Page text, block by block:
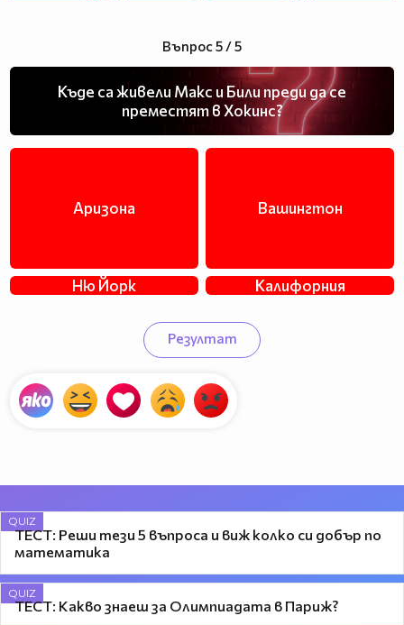
Въпрос 5 / 5
Къде са живели Макс и Били преди да се
преместят в Хокинс?
Аризона Вашингтон
Ню Йорк Калифорния
Резултат
QUIZ
ТЕСТ: Реши тези 5 въпроса и виж колко си добър по
математика
QUIZ
ТЕСТ: Какво знаеш за Олимпиадата в Париж?